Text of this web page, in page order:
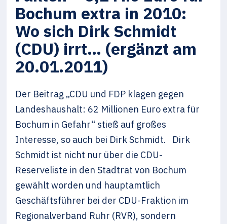
Bochum extra in 2010:
Wo sich Dirk Schmidt
(CDU) irrt… (ergänzt am
20.01.2011)
Der Beitrag „CDU und FDP klagen gegen
Landeshaushalt: 62 Millionen Euro extra für
Bochum in Gefahr“ stieß auf großes
Interesse, so auch bei Dirk Schmidt. Dirk
Schmidt ist nicht nur über die CDU-
Reserveliste in den Stadtrat von Bochum
gewählt worden und hauptamtlich
Geschäftsführer bei der CDU-Fraktion im
Regionalverband Ruhr (RVR), sondern